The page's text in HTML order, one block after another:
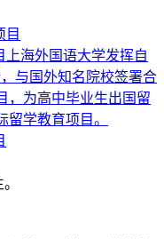
上海外国语大学发挥自
与国外知名院校签署合
，为高中毕业生出国留
学教育项目。